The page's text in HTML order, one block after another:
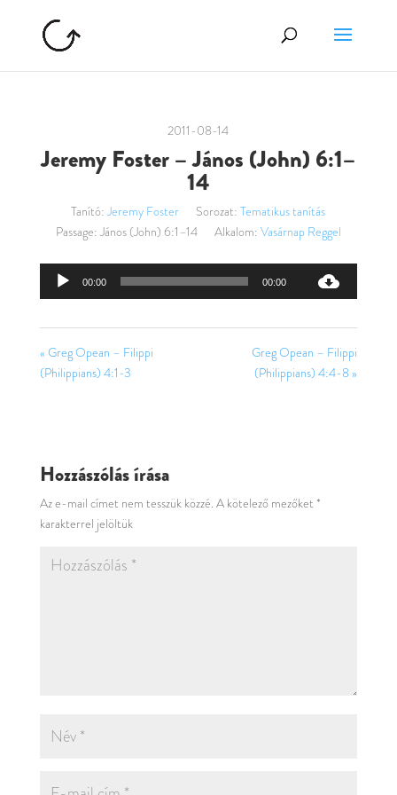
2011-08-14
Jeremy Foster – János (John) 6:1–
14
Tanító: Jeremy Foster Sorozat: Tematikus tanítás
Passage: János (John) 6:1–14 Alkalom: Vasárnap Reggel
Audió
00:00 00:00
« Greg Opean – Filippi
(Philippians) 4:1-3
Greg Opean – Filippi
(Philippians) 4:4-8 »
Hozzászólás írása
Az e-mail címet nem tesszük közzé. A kötelező mezőket *
karakterrel jelöltük